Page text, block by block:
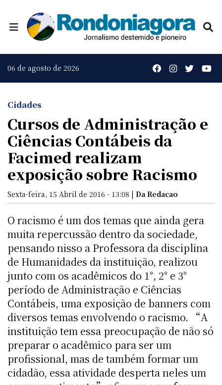
06 de agosto de 2026
Cidades
Cursos de Administração e
Ciências Contábeis da
Facimed realizam
exposição sobre Racismo
Sexta-feira, 15 Abril de 2016 - 13:08 | Da Redacao
O racismo é um dos temas que ainda gera
muita repercussão dentro da sociedade,
pensando nisso a Professora da disciplina
de Humanidades da instituição, realizou
junto com os acadêmicos do 1°, 2° e 3°
período de Administração e Ciências
Contábeis, uma exposição de banners com
diversos temas envolvendo o racismo. “A
instituição tem essa preocupação de não só
preparar o acadêmico para ser um
profissional, mas de também formar um
cidadão, essa atividade desperta neles um